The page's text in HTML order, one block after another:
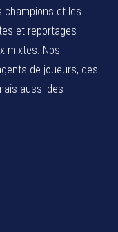
champions et les
et reportages
mixtes. Nos
de joueurs, des
aussi des